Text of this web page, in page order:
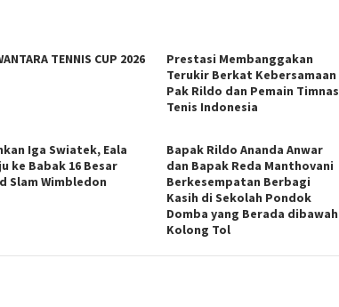
TENNIS CUP 2026
Prestasi Membanggakan
Terukir Berkat Kebersamaan
Pak Rildo dan Pemain Timnas
Tenis Indonesia
Iga Swiatek, Eala
ke Babak 16 Besar
Slam Wimbledon
Bapak Rildo Ananda Anwar
dan Bapak Reda Manthovani
Berkesempatan Berbagi
Kasih di Sekolah Pondok
Domba yang Berada dibawah
Kolong Tol